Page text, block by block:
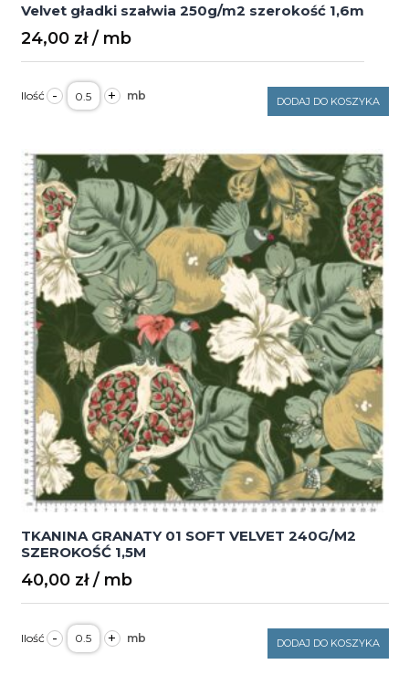
Velvet gładki szałwia 250g/m2 szerokość 1,6m
24,00 zł
- ilość
Velvet
gładki
szerokość
1,6m
+ DODAJ DO KOSZYKA
TKANINA GRANATY 01 SOFT VELVET 240G/M2
SZEROKOŚĆ 1,5M
40,00 zł
- ilość
TKANINA
GRANATY
+ DODAJ DO KOSZYKA